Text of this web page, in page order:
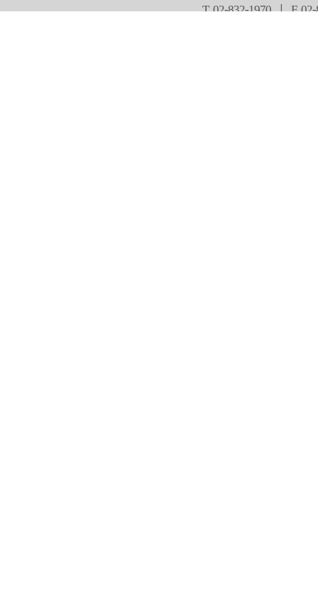
T 02-832-1970 ㅣF